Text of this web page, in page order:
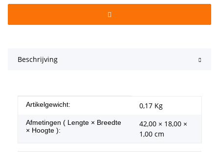
Beschrijving
#productDetails.itemInformation#
#productDetails.itemValue#
Artikelgewicht: 0,17 Kg
Afmetingen ( Lengte × Breedte
× Hoogte ):
42,00 × 18,00 ×
1,00 cm